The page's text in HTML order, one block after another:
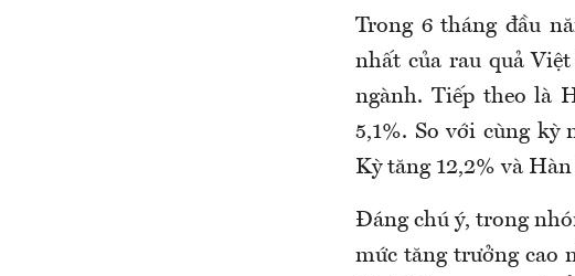
Trong 6 tháng đầu
nhất của rau quả
ngành. Tiếp theo là
5,1%. So với cùng kỳ
Kỳ tăng 12,2% và
Đáng chú ý, trong
mức tăng trưởng cao